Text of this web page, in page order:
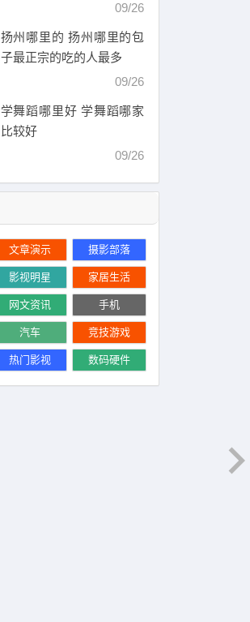
09/26
扬州哪里的 扬州哪里的包
子最正宗的吃的人最多
09/26
学舞蹈哪里好 学舞蹈哪家
比较好
09/26
文章演示 摄影部落
影视明星 家居生活
网文资讯 手机
汽车 竞技游戏
热门影视 数码硬件